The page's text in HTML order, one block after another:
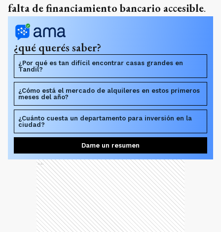
falta de financiamiento bancario accesible.
¿qué querés saber?
¿Por qué es tan difícil encontrar casas grandes en
Tandil?
¿Cómo está el mercado de alquileres en estos primeros
meses del año?
¿Cuánto cuesta un departamento para inversión en la
ciudad?
Dame un resumen
Ads